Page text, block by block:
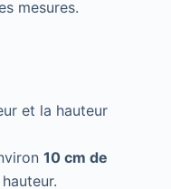
mesures.
et la hauteur
10 cm de